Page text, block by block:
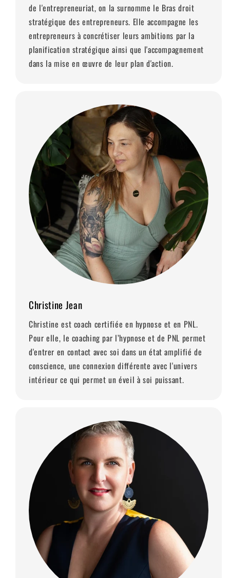
de l'entrepreneuriat, on la surnomme le Bras droit
stratégique des entrepreneurs. Elle accompagne les
entrepreneurs à concrétiser leurs ambitions par la
planification stratégique ainsi que l'accompagnement
dans la mise en œuvre de leur plan d'action.
Christine Jean
Christine est coach certifiée en hypnose et en PNL.
Pour elle, le coaching par l’hypnose et de PNL permet
d'entrer en contact avec soi dans un état amplifié de
conscience, une connexion différente avec l'univers
intérieur ce qui permet un éveil à soi puissant.